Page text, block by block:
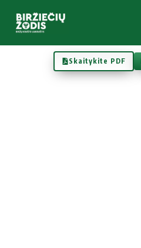
Skaitykite PDF